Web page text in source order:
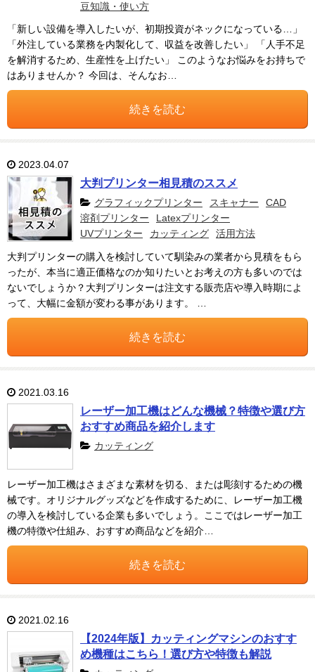
豆知識・使い方
「新しい設備を導入したいが、初期投資がネックになっている…」
「外注している業務を内製化して、収益を改善したい」 「人手不足
を解消するため、生産性を上げたい」 このようなお悩みをお持ちで
はありませんか？ 今回は、そんなお…
続きを読む
2023.04.07
大判プリンター相見積のススメ
グラフィックプリンター スキャナー
CAD
溶剤プリンター
Latexプリンター
UVプリンター
カッティング 活用方法
大判プリンターの購入を検討していて馴染みの業者から見積をもら
ったが、本当に適正価格なのか知りたいとお考えの方も多いのでは
ないでしょうか？大判プリンターは注文する販売店や導入時期によ
って、大幅に金額が変わる事があります。 …
続きを読む
2021.03.16
レーザー加工機はどんな機械？特徴や選び方
おすすめ商品を紹介します
カッティング
レーザー加工機はさまざまな素材を切る、または彫刻するための機
械です。オリジナルグッズなどを作成するために、レーザー加工機
の導入を検討している企業も多いでしょう。ここではレーザー加工
機の特徴や仕組み、おすすめ商品などを紹介…
続きを読む
2021.02.16
【2024年版】カッティングマシンのおすす
め機種はこちら！選び方や特徴も解説